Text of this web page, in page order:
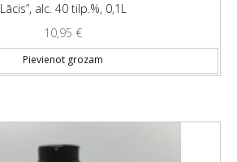
Lācis”, alc. 40 tilp.%, 0,1L
10,95 €
Pievienot grozam